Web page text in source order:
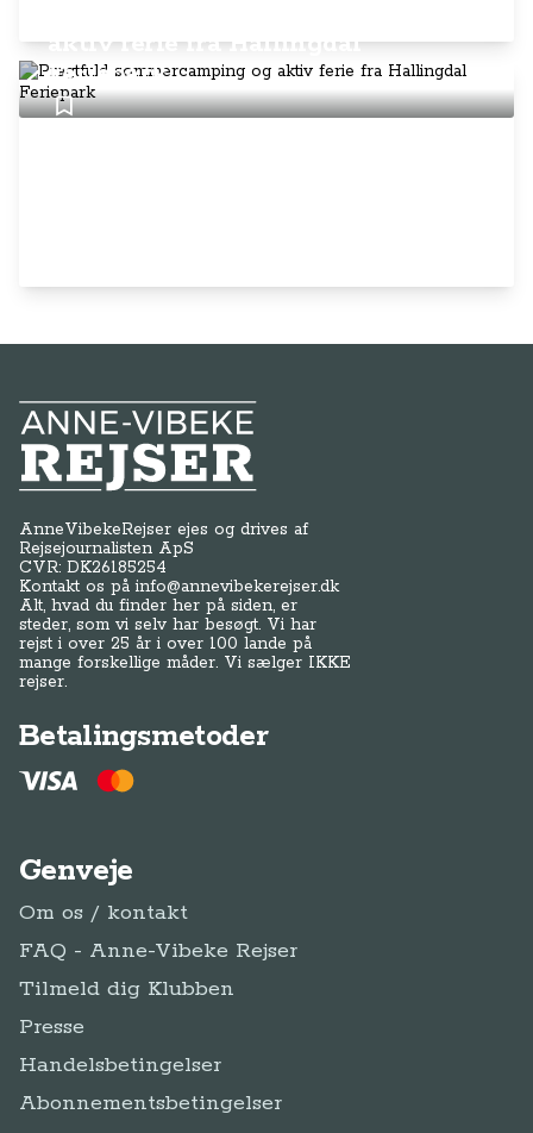
aktiv ferie fra Hallingdal
Feriepark
Anne-Vibeke Rejser
AnneVibekeRejser ejes og drives af
Rejsejournalisten ApS
CVR: DK26185254
Kontakt os påinfo@annevibekerejser.dk
Alt, hvad du finder her på siden, er
steder, som vi selv har besøgt. Vi har
rejst i over 25 år i over 100 lande på
mange forskellige måder. Vi sælger IKKE
rejser.
Betalingsmetoder
Genveje
Om os / kontakt
FAQ - Anne-Vibeke Rejser
Tilmeld dig Klubben
Presse
Handelsbetingelser
Abonnementsbetingelser